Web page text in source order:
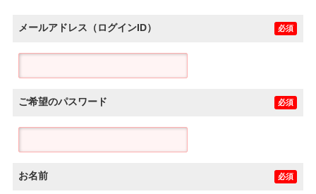
メールアドレス（ログインID） 必須
ご希望のパスワード 必須
お名前 必須